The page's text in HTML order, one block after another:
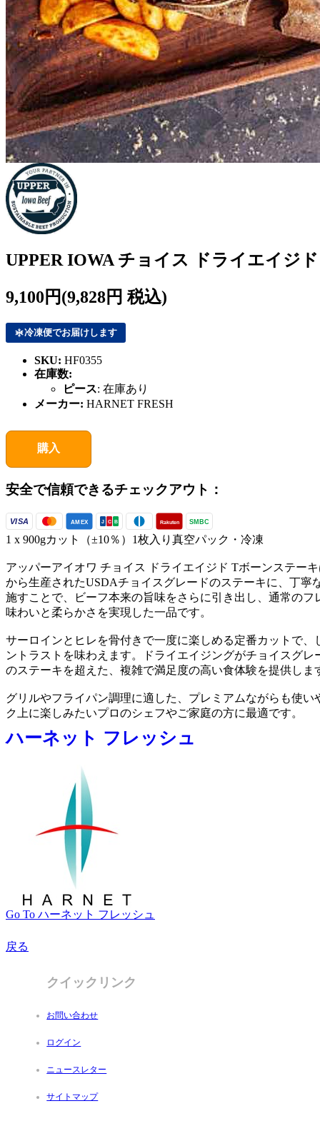
UPPER IOWA チョイス ドライエイジ
9,100円(9,828円 税込)
冷凍便でお届けします
SKU: HF0355
在庫数:
ピース: 在庫あり
メーカー: HARNET FRESH
購入
安全で信頼できるチェックアウト：
VISA AMEX J C B Rakuten SMBC
1 x 900gカット（±10％）1枚入り真空パック・冷凍
アッパーアイオワ チョイス ドライエイジド Tボーンステー
から生産されたUSDAチョイスグレードのステーキに、丁寧
施すことで、ビーフ本来の旨味をさらに引き出し、通常の
味わいと柔らかさを実現した一品です。
サーロインとヒレを骨付きで一度に楽しめる定番カットで
ントラストを味わえます。ドライエイジングがチョイスグ
のステーキを超えた、複雑で満足度の高い食体験を提供しま
グリルやフライパン調理に適した、プレミアムながらも使
ク上に楽しみたいプロのシェフやご家庭の方に最適です。
ハーネット フレッシュ
Go To ハーネット フレッシュ
戻る
クイックリンク
お問い合わせ
ログイン
ニュースレター
サイトマップ